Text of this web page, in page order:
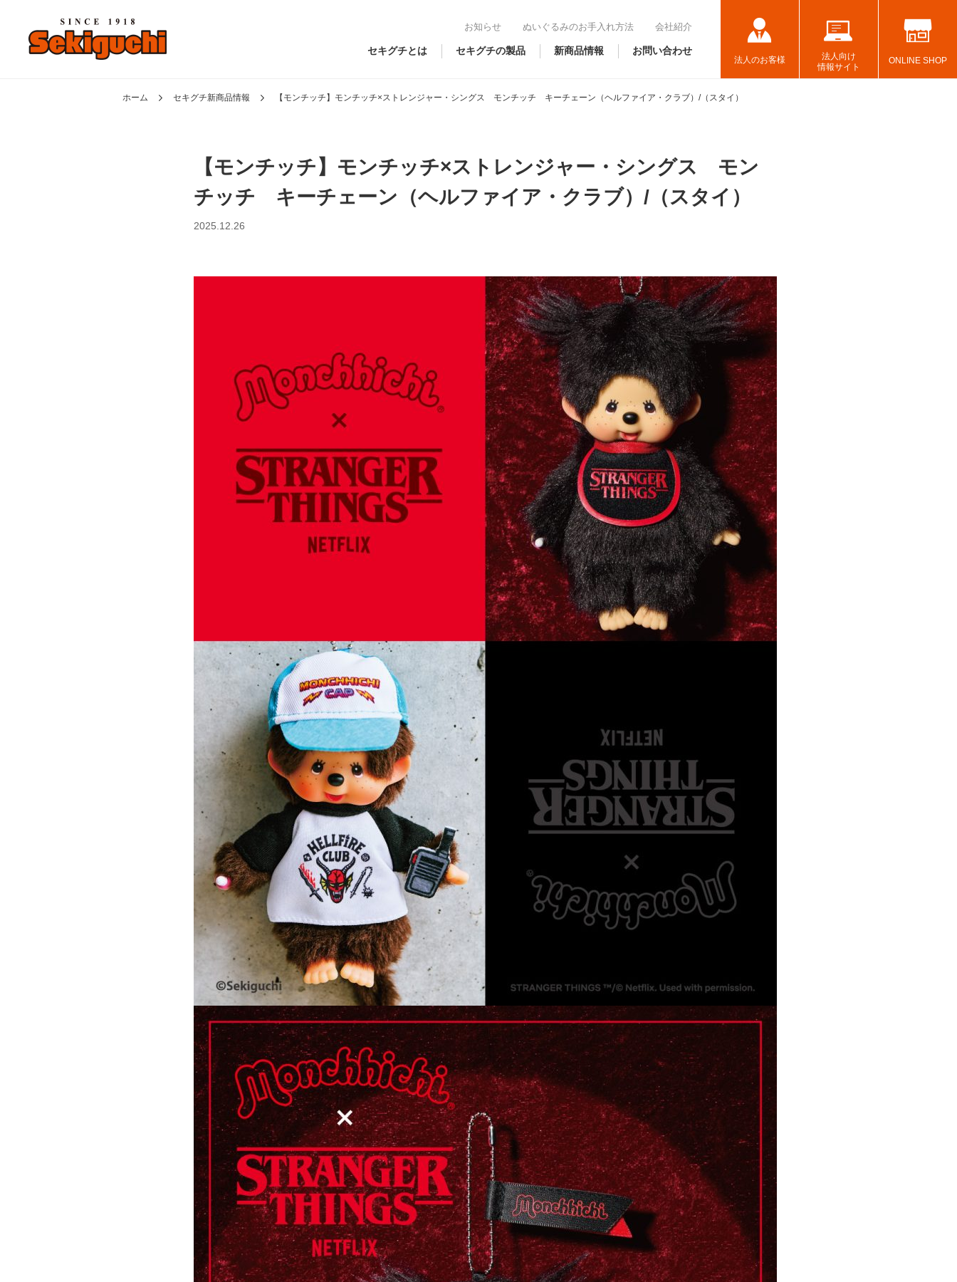
お知らせ ぬいぐるみのお手入れ方法 会社紹介
セキグチとは セキグチの製品 新商品情報 お問い合わせ
法人のお客様
法人向け
情報サイト
ONLINE SHOP
ホーム セキグチ新商品情報 【モンチッチ】モンチッチ×ストレンジャー・シングス モンチッチ キーチェーン（ヘルファイア・クラブ）/（スタイ）
【モンチッチ】モンチッチ×ストレンジャー・シングス モン
チッチ キーチェーン（ヘルファイア・クラブ）/（スタイ）
2025.12.26